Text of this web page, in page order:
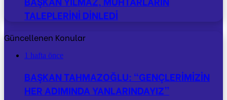
TALEPLERİNİ DİNLEDİ
Güncellenen Konular
1 hafta önce
BAŞKAN TAHMAZOĞLU: “GENÇLERİMİZİN
HER ADIMINDA YANLARINDAYIZ”